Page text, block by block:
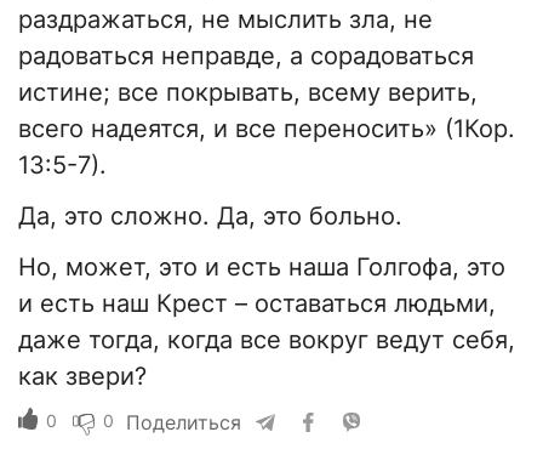
раздражаться, не мыслить зла, не
радоваться неправде, а сорадоваться
истине; все покрывать, всему верить,
всего надеятся, и все переносить» (1Кор.
13:5-7).
Да, это сложно. Да, это больно.
Но, может, это и есть наша Голгофа, это
и есть наш Крест – оставаться людьми,
даже тогда, когда все вокруг ведут себя,
как звери?
0 0 Поделиться